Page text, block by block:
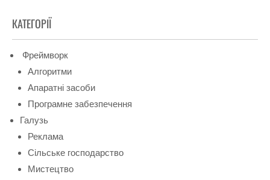
КАТЕГОРІЇ
Фреймворк
Алгоритми
Апаратні засоби
Програмне забезпечення
Галузь
Реклама
Сільське господарство
Мистецтво